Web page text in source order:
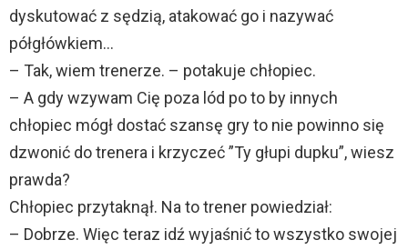
dyskutować z sędzią, atakować go i nazywać
półgłówkiem…
– Tak, wiem trenerze. – potakuje chłopiec.
– A gdy wzywam Cię poza lód po to by innych
chłopiec mógł dostać szansę gry to nie powinno się
dzwonić do trenera i krzyczeć ”Ty głupi dupku”, wiesz
prawda?
Chłopiec przytaknął. Na to trener powiedział:
– Dobrze. Więc teraz idź wyjaśnić to wszystko swojej